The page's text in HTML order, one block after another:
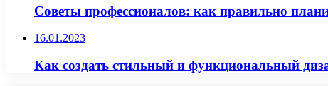
Советы профессионалов: как правильно
16.01.2023
Как создать стильный и функциональный